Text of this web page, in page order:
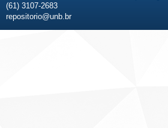
(61) 3107-2683
repositorio@unb.br